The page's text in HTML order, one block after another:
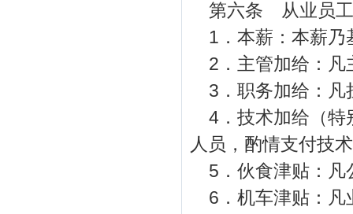
第六条 从业员
1 ．本薪：本薪
2 ．主管加给：
3 ．职务加给：
4 ．技术加给（
人员，酌情支付技
5 ．伙食津贴：
6 ．机车津贴：